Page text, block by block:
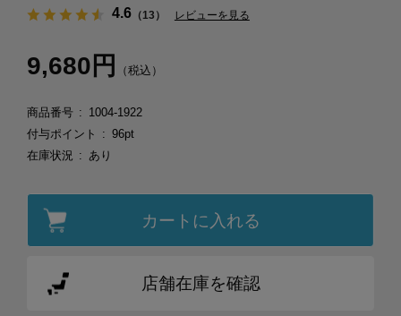
4.6（13） レビューを見る
9,680円 （税込）
商品番号
1004-1922
付与ポイント
96pt
在庫状況
あり
カートに入れる
店舗在庫を確認